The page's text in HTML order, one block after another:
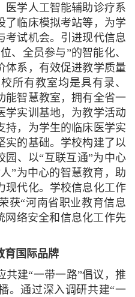
医学人工智能辅助诊疗系
了临床模拟考站等，为学
考试机会。引进现代信息
、全员参与”的智能化、
体系，有效促进教学质量
所有教室均是具有录、
能智慧教室，拥有全省一
学实训基地，为教学活动
持，为学生的临床医学实
实的基础。学校构建了以
园、以“互联互通”为中心
”为中心的智慧教育，助
现代化。学校信息化工作
获“河南省职业教育信息
网络安全和信息化工作先
育国际品牌
共建“一带一路”倡议，推
。通过深入调研共建“一